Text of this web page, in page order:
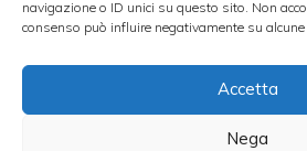
navigazione o ID unici su questo sito. Non
consenso può influire negativamente su
Accetta
Nega
ben strizzata, mescolate
avendo cura di mescolare